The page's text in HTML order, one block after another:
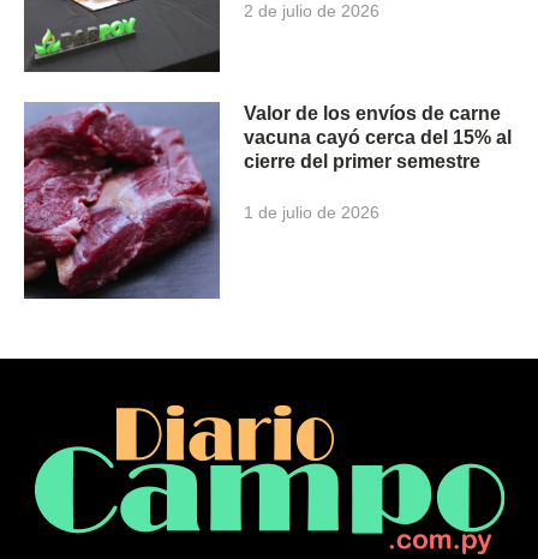
2 de julio de 2026
Valor de los envíos de carne
vacuna cayó cerca del 15% al
cierre del primer semestre
1 de julio de 2026